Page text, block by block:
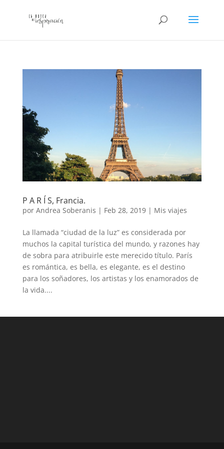
P A R Í S, Francia.
por Andrea Soberanis | Feb 28, 2019| Mis viajes
La llamada “ciudad de la luz” es considerada por
muchos la capital turística del mundo, y razones hay
de sobra para atribuirle este merecido título. París
es romántica, es bella, es elegante, es el destino
para los soñadores, los artistas y los enamorados de
la vida....